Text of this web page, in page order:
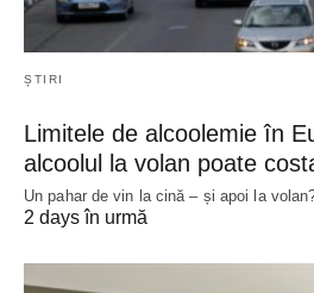
ȘTIRI
Limitele de alcoolemie în
alcoolul la volan poate
Un pahar de vin la cină – și apoi la
2 days în urmă